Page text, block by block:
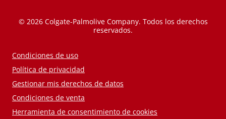
© 2026 Colgate-Palmolive Company. Todos los derechos
reservados.
Condiciones de uso
Política de privacidad
Gestionar mis derechos de datos
Condiciones de venta
Herramienta de consentimiento de cookies